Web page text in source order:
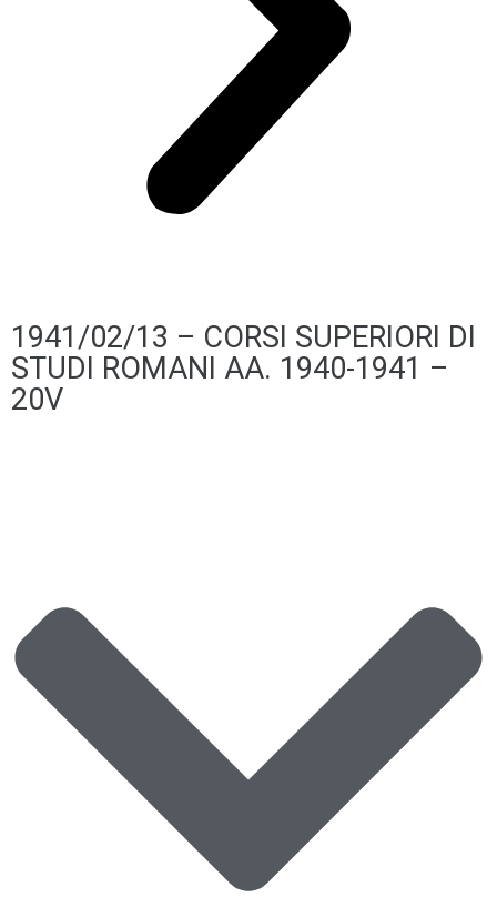
1941/02/13 – CORSI SUPERIORI DI
STUDI ROMANI AA. 1940-1941 –
20V